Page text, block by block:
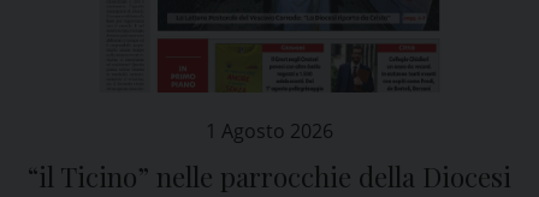
1 Agosto 2026
“il Ticino” nelle parrocchie della Diocesi